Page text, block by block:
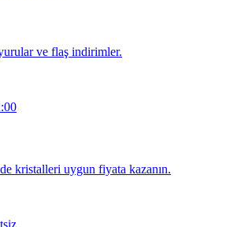
ve flaş indirimler.
kristalleri uygun fiyata kazanın.